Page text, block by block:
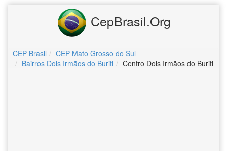
CepBrasil.Org
CEP Brasil
CEP Mato Grosso do Sul
Bairros Dois Irmãos do Buriti
Centro Dois Irmãos do Buriti